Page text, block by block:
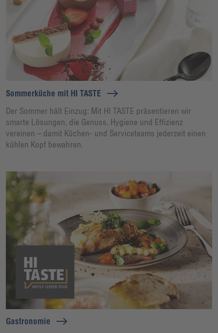
Sommerküche mit HI TASTE
Der Sommer hält Einzug: Mit HI TASTE präsentieren wir
smarte Lösungen, die Genuss, Hygiene und Effizienz
vereinen – damit Küchen- und Serviceteams jederzeit einen
kühlen Kopf bewahren.
Gastronomie